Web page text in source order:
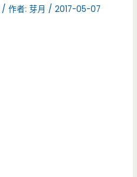
/ 作者:芽月 /2017-05-07